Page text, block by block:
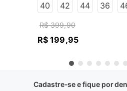
40 42 44 36
R$ 399,90
R$ 199,95
Cadastre-se e fique por